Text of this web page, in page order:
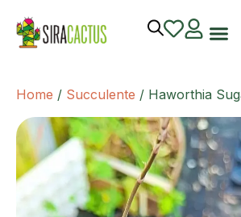
Home / Succulente / Haworthia